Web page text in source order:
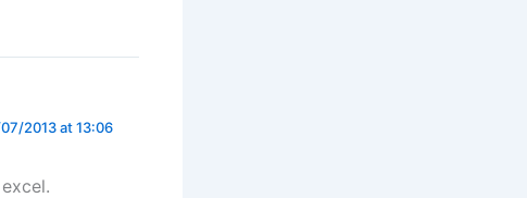
2013 at 13:06